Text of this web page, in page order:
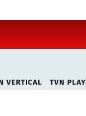
VERTICAL TVN PLAY